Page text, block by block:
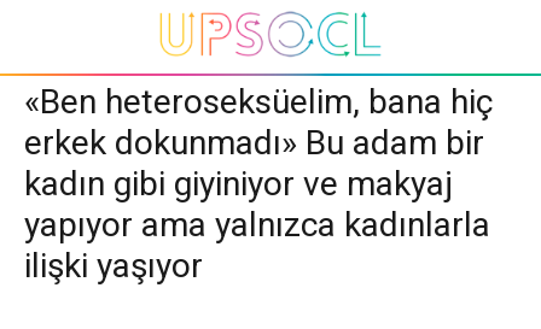
«Ben heteroseksüelim, bana hiç
erkek dokunmadı» Bu adam bir
kadın gibi giyiniyor ve makyaj
yapıyor ama yalnızca kadınlarla
ilişki yaşıyor